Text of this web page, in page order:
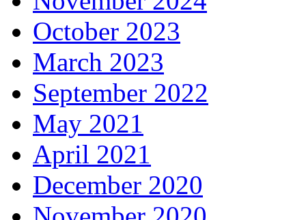
October 2023
March 2023
September 2022
May 2021
April 2021
December 2020